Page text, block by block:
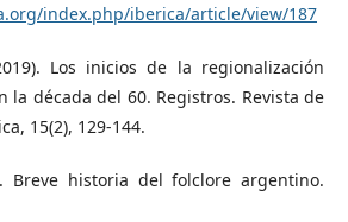
index.php/iberica/article/view/187
Los inicios de la regionalización
la década del 60. Registros. Revista de
15(2), 129-144.
Breve historia del folclore argentino.